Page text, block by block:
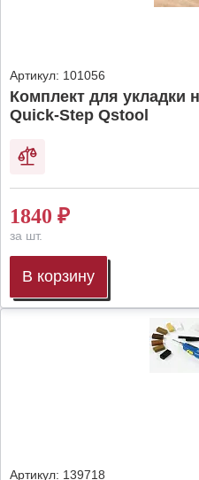
Артикул: 101056
Комплект для укладки
Quick-Step Qstool
1840 ₽
за шт.
В корзину
Артикул: 139718